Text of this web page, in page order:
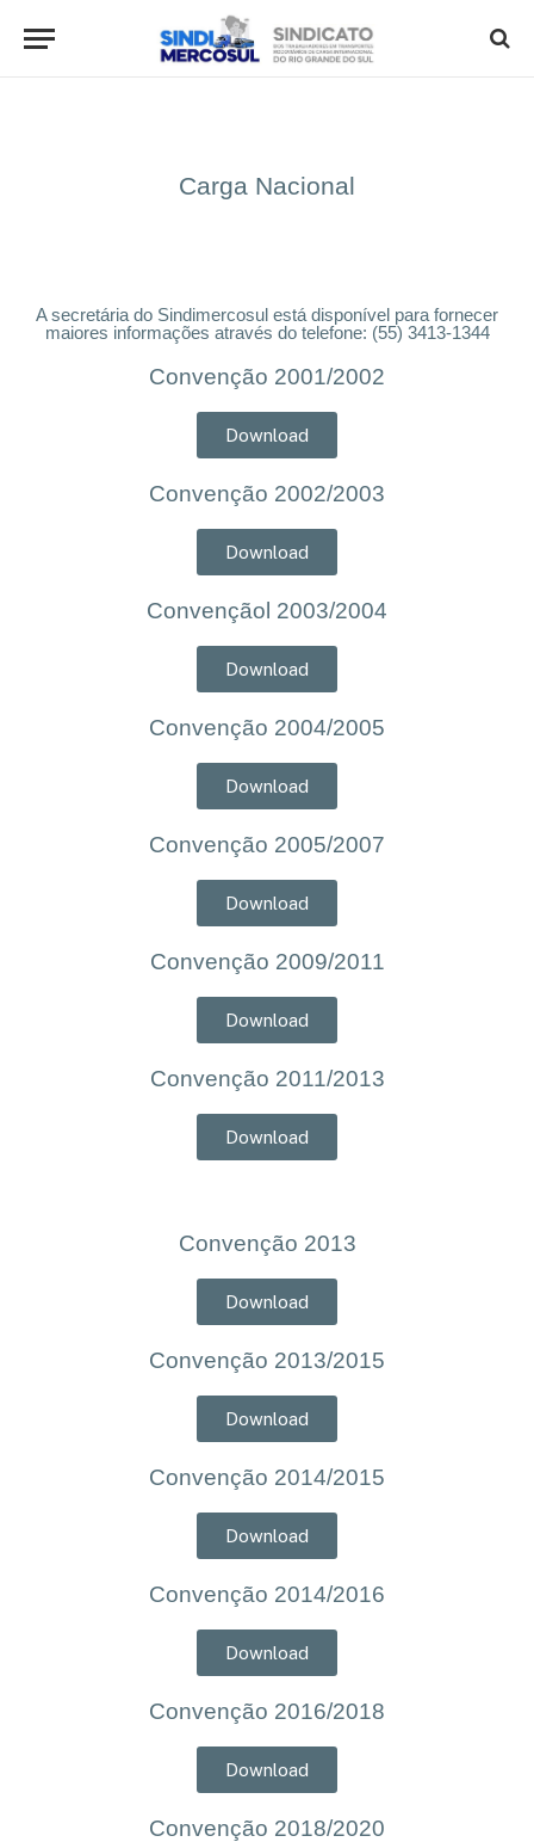
Carga Nacional
A secretária do Sindimercosul está disponível para fornecer
maiores informações através do telefone: (55) 3413-1344
Convenção 2001/2002
Download
Convenção 2002/2003
Download
Convençãol 2003/2004
Download
Convenção 2004/2005
Download
Convenção 2005/2007
Download
Convenção 2009/2011
Download
Convenção 2011/2013
Download
Convenção 2013
Download
Convenção 2013/2015
Download
Convenção 2014/2015
Download
Convenção 2014/2016
Download
Convenção 2016/2018
Download
Convenção 2018/2020